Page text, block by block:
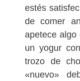
estés
de comer
apetece algo
un yogur
trozo de
«nuevo»